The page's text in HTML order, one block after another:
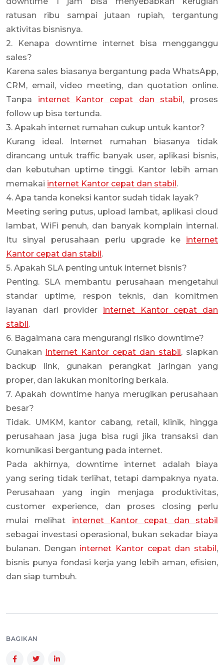
ratusan ribu sampai jutaan rupiah, tergantung
aktivitas bisnisnya.
2. Kenapa downtime internet bisa mengganggu
sales?
Karena sales biasanya bergantung pada WhatsApp,
CRM, email, video meeting, dan quotation online.
Tanpa
internet Kantor cepat dan stabil, proses
follow up bisa tertunda.
3. Apakah internet rumahan cukup untuk kantor?
Kurang ideal. Internet rumahan biasanya tidak
dirancang untuk traffic banyak user, aplikasi bisnis,
dan kebutuhan uptime tinggi. Kantor lebih aman
memakai internet Kantor cepat dan stabil.
4. Apa tanda koneksi kantor sudah tidak layak?
Meeting sering putus, upload lambat, aplikasi cloud
lambat, WiFi penuh, dan banyak komplain internal.
Itu sinyal perusahaan perlu upgrade ke
internet
Kantor cepat dan stabil.
5. Apakah SLA penting untuk internet bisnis?
Penting. SLA membantu perusahaan mengetahui
standar uptime, respon teknis, dan komitmen
layanan dari provider
internet Kantor cepat dan
stabil.
6. Bagaimana cara mengurangi risiko downtime?
Gunakan internet Kantor cepat dan stabil, siapkan
backup link, gunakan perangkat jaringan yang
proper, dan lakukan monitoring berkala.
7. Apakah downtime hanya merugikan perusahaan
besar?
Tidak. UMKM, kantor cabang, retail, klinik, hingga
perusahaan jasa juga bisa rugi jika transaksi dan
komunikasi bergantung pada internet.
Pada akhirnya, downtime internet adalah biaya
yang sering tidak terlihat, tetapi dampaknya nyata.
Perusahaan yang ingin menjaga produktivitas,
customer experience, dan proses closing perlu
mulai melihat
internet Kantor cepat dan stabil
sebagai investasi operasional, bukan sekadar biaya
bulanan. Dengan internet Kantor cepat dan stabil,
bisnis punya fondasi kerja yang lebih aman, efisien,
dan siap tumbuh.
BAGIKAN